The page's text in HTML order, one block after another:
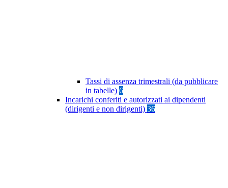
Tassi di assenza trimestrali (da pubblicare
in tabelle) 6
Incarichi conferiti e autorizzati ai dipendenti
(dirigenti e non dirigenti) 36